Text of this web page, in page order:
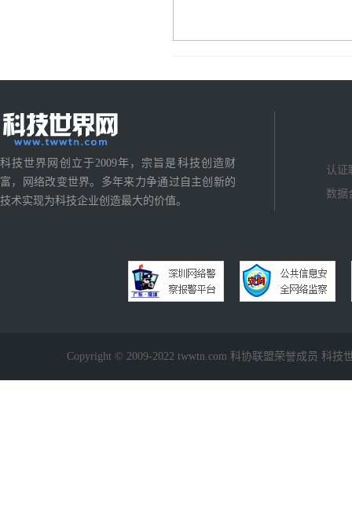
科技世界网创立于2009年，宗旨是科技创造财
富，网络改变世界。多年来力争通过自主创新的
技术实现为科技企业创造最大的价值。
认证
数据
Copyright © 2009-2022 twwtn.com 科协联盟荣誉成员 科